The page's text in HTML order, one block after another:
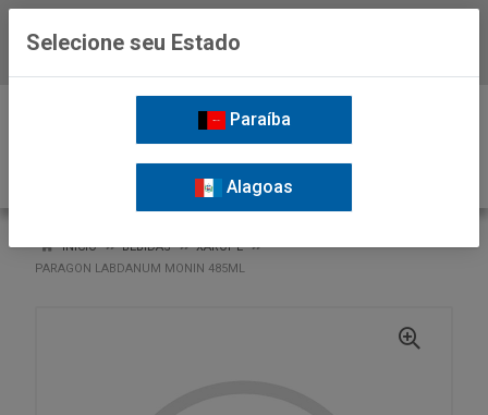
INÍCIO BEBIDAS
XAROPE
PARAGON LABDANUM MONIN 485ML
Selecione seu Estado
Paraíba
Alagoas